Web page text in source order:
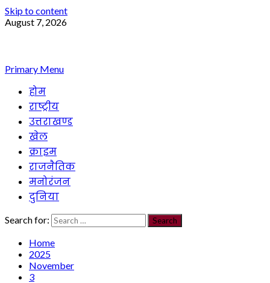
Skip to content
August 7, 2026
Primary Menu
होम
राष्ट्रीय
उत्तराखण्ड
खेल
क्राइम
राजनैतिक
मनोरंजन
दुनिया
Search for:
Home
2025
November
3